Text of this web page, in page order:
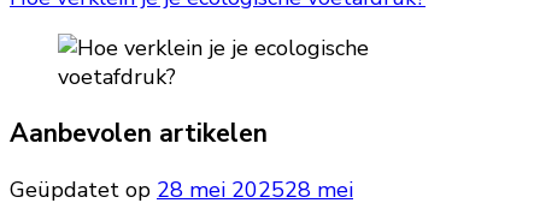
Aanbevolen artikelen
Geüpdatet op 28 mei 202528 mei